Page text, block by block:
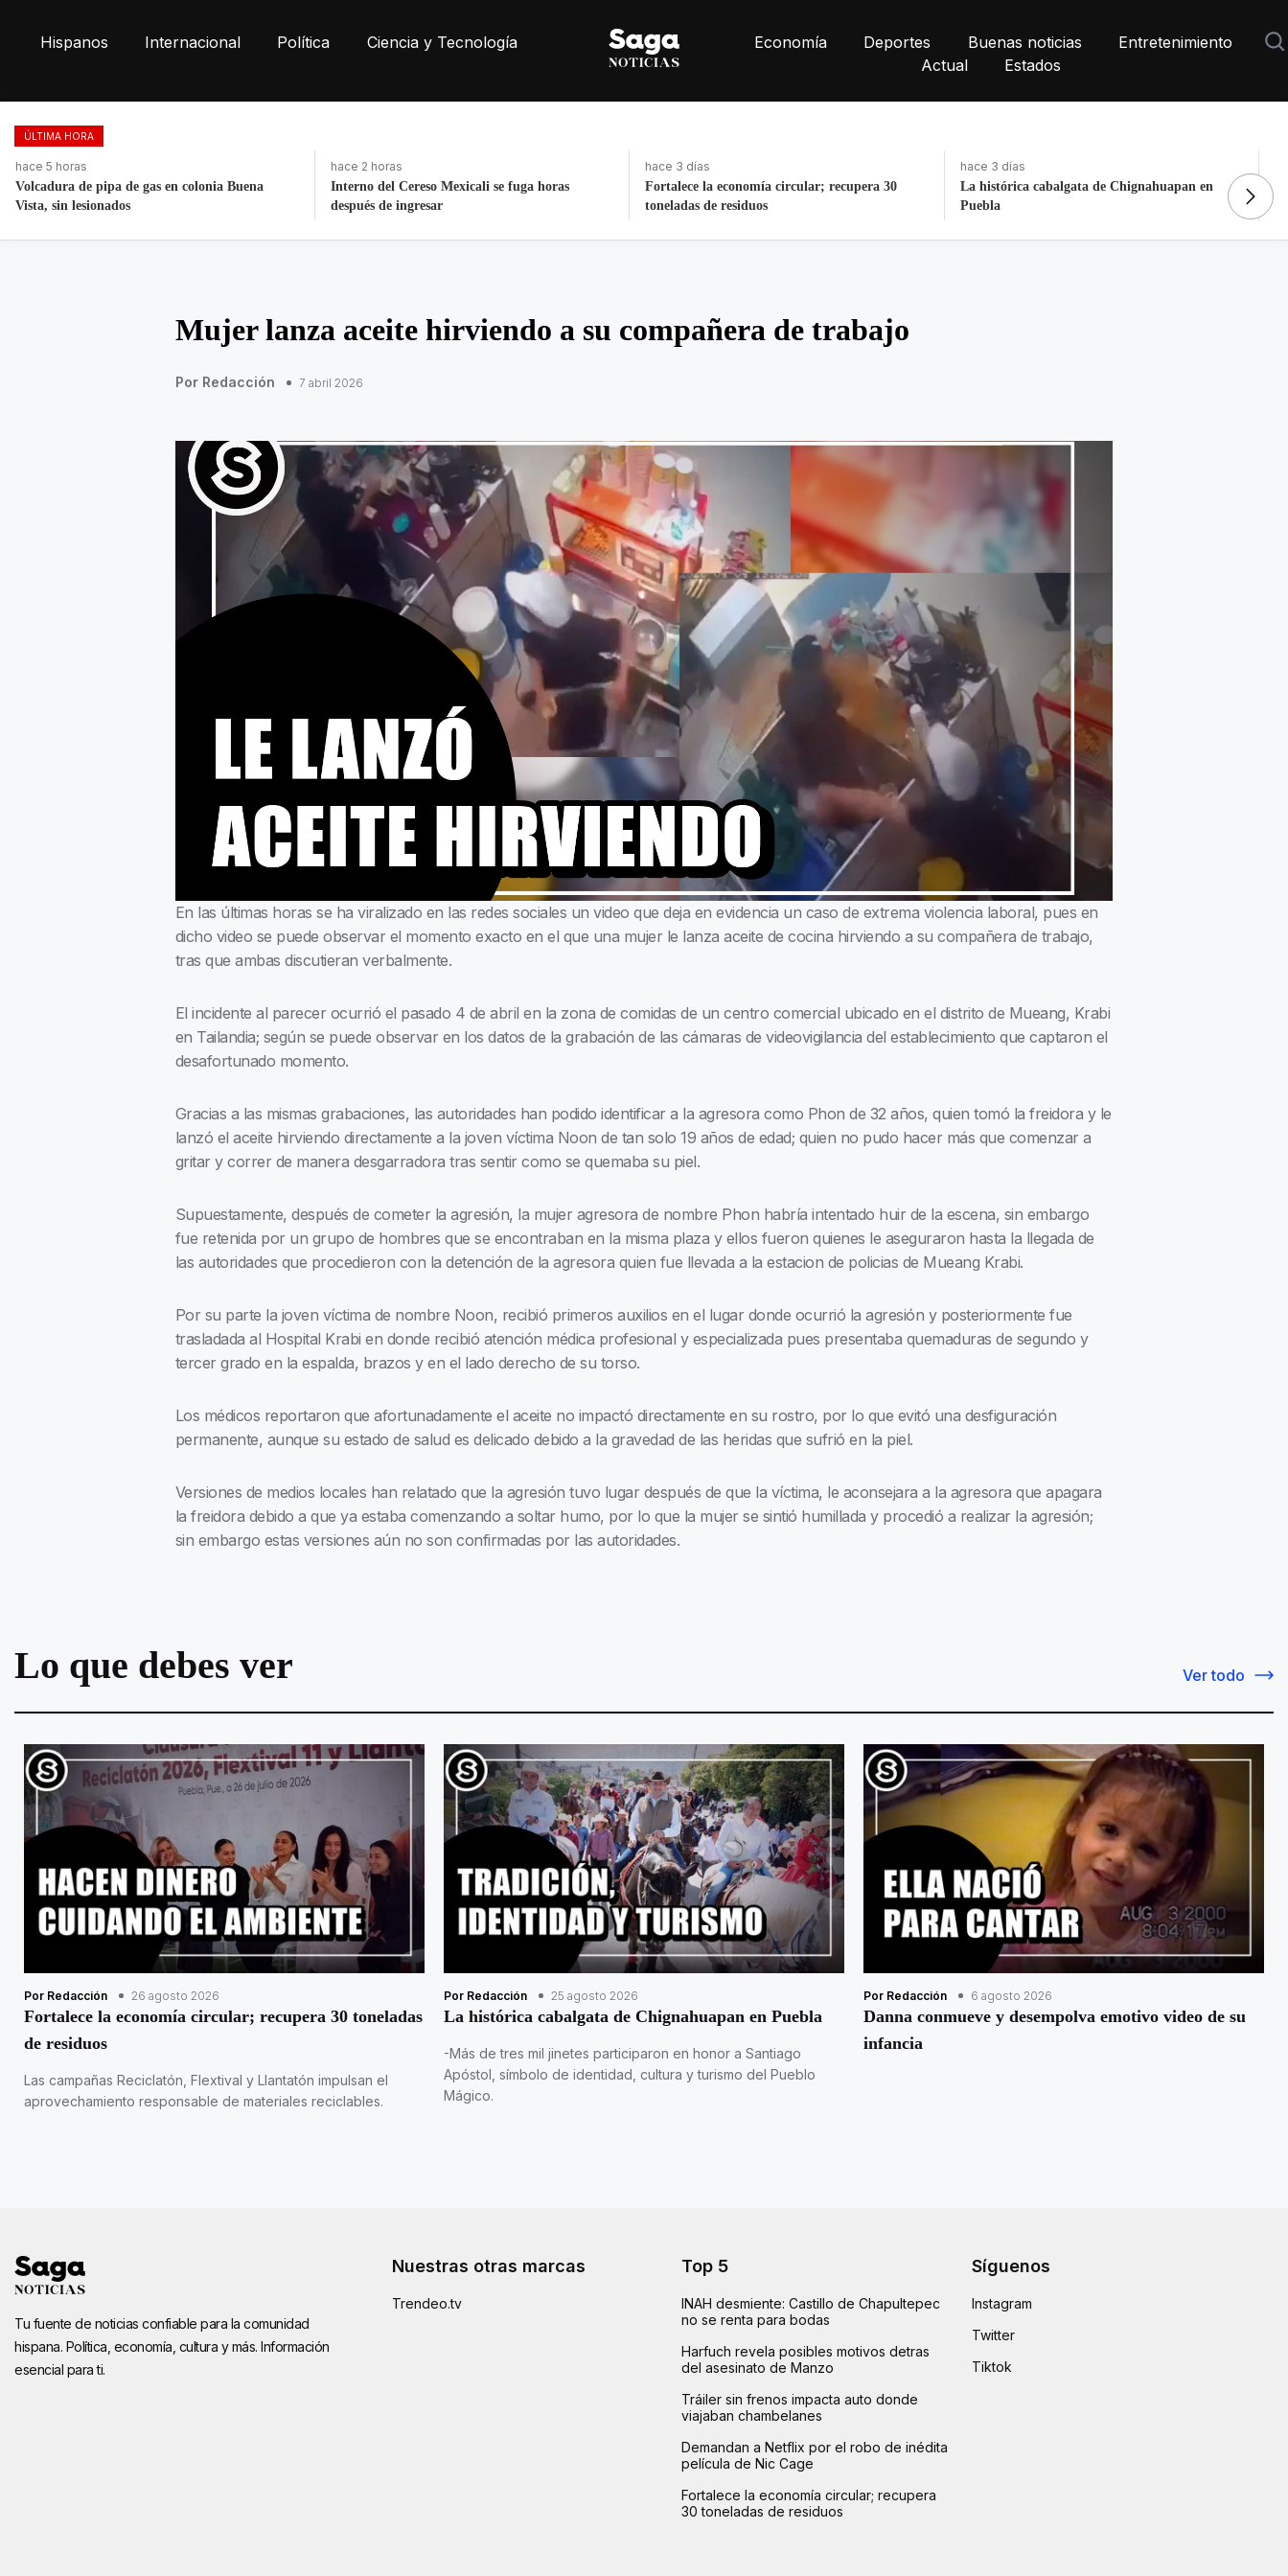
Hispanos Internacional Política Ciencia y Tecnología Economía Deportes Buenas noticias
Entretenimiento
Actual
Estados
ÚLTIMA HORA
hace 2 horas
Interno del Cereso Mexicali se fuga horas
después de ingresar
hace 3 días
Fortalece la economía circular; recupera 30
toneladas de residuos
hace 3 días
La histórica cabalgata de Chignahuapan en
Puebla
hace 2 horas
Confirman que cohete de Space X impactó
contra la Luna
Mujer lanza aceite hirviendo a su compañera de trabajo
Por Redacción 7 abril 2026
En las últimas horas se ha viralizado en las redes sociales un video que deja en evidencia un caso de extrema violencia laboral, pues en
dicho video se puede observar el momento exacto en el que una mujer le lanza aceite de cocina hirviendo a su compañera de trabajo,
tras que ambas discutieran verbalmente.
El incidente al parecer ocurrió el pasado 4 de abril en la zona de comidas de un centro comercial ubicado en el distrito de Mueang, Krabi
en Tailandia; según se puede observar en los datos de la grabación de las cámaras de videovigilancia del establecimiento que captaron el
desafortunado momento.
Gracias a las mismas grabaciones, las autoridades han podido identificar a la agresora como Phon de 32 años, quien tomó la freidora y le
lanzó el aceite hirviendo directamente a la joven víctima Noon de tan solo 19 años de edad; quien no pudo hacer más que comenzar a
gritar y correr de manera desgarradora tras sentir como se quemaba su piel.
Supuestamente, después de cometer la agresión, la mujer agresora de nombre Phon habría intentado huir de la escena, sin embargo
fue retenida por un grupo de hombres que se encontraban en la misma plaza y ellos fueron quienes le aseguraron hasta la llegada de
las autoridades que procedieron con la detención de la agresora quien fue llevada a la estacion de policias de Mueang Krabi.
Por su parte la joven víctima de nombre Noon, recibió primeros auxilios en el lugar donde ocurrió la agresión y posteriormente fue
trasladada al Hospital Krabi en donde recibió atención médica profesional y especializada pues presentaba quemaduras de segundo y
tercer grado en la espalda, brazos y en el lado derecho de su torso.
Los médicos reportaron que afortunadamente el aceite no impactó directamente en su rostro, por lo que evitó una desfiguración
permanente, aunque su estado de salud es delicado debido a la gravedad de las heridas que sufrió en la piel.
Versiones de medios locales han relatado que la agresión tuvo lugar después de que la víctima, le aconsejara a la agresora que apagara
la freidora debido a que ya estaba comenzando a soltar humo, por lo que la mujer se sintió humillada y procedió a realizar la agresión;
sin embargo estas versiones aún no son confirmadas por las autoridades.
Lo que debes ver Ver todo
Por Redacción 26 agosto 2026
Fortalece la economía circular; recupera 30 toneladas
de residuos
Las campañas Reciclatón, Flextival y Llantatón impulsan el
aprovechamiento responsable de materiales reciclables.
Por Redacción 25 agosto 2026
La histórica cabalgata de Chignahuapan en Puebla
-Más de tres mil jinetes participaron en honor a Santiago
Apóstol, símbolo de identidad, cultura y turismo del Pueblo
Mágico.
Por Redacción 6 agosto 2026
Danna conmueve y desempolva emotivo video de su
infancia
Tu fuente de noticias confiable para la comunidad
hispana. Política, economía, cultura y más. Información
esencial para ti.
Nuestras otras marcas
Trendeo.tv
Top 5
INAH desmiente: Castillo de Chapultepec
no se renta para bodas
Harfuch revela posibles motivos detras
del asesinato de Manzo
Tráiler sin frenos impacta auto donde
viajaban chambelanes
Demandan a Netflix por el robo de inédita
película de Nic Cage
Fortalece la economía circular; recupera
30 toneladas de residuos
Síguenos
Instagram
Twitter
Tiktok